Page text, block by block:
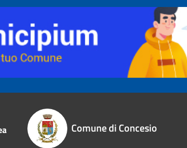
Comune di Concesio